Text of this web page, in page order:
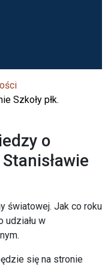
Szkoły płk.
o
światowej. Jak co roku
udziału w
się na stronie